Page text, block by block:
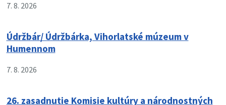
7. 8. 2026
Údržbár/ Údržbárka, Vihorlatské múzeum v
Humennom
7. 8. 2026
26. zasadnutie Komisie kultúry a národnostných